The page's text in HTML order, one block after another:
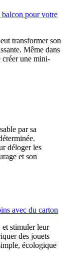
balcon pour votre
transformer son
Même dans
créer une mini-
par sa
déloger les
et son
avec du carton
et stimuler leur
des jouets
écologique